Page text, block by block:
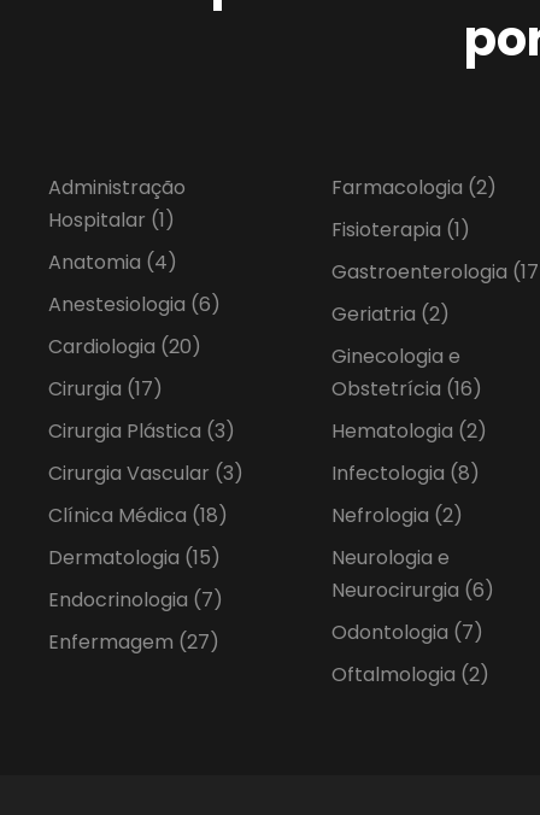
Administração
Hospitalar (1)
Anatomia (4)
Anestesiologia (6)
Cardiologia (20)
Cirurgia (17)
Cirurgia Plástica (3)
Cirurgia Vascular (3)
Clínica Médica (18)
Dermatologia (15)
Endocrinologia (7)
Enfermagem (27)
Farmacologia (2)
Fisioterapia (1)
Gastroenterologia
Geriatria (2)
Ginecologia e
Obstetrícia (16)
Hematologia (2)
Infectologia (8)
Nefrologia (2)
Neurologia e
Neurocirurgia (6)
Odontologia (7)
Oftalmologia (2)